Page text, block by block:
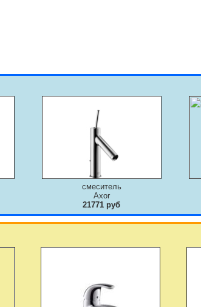
смеситель
Axor
21771 руб